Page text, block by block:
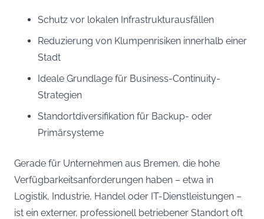
Schutz vor lokalen Infrastrukturausfällen
Reduzierung von Klumpenrisiken innerhalb einer
Stadt
Ideale Grundlage für Business-Continuity-
Strategien
Standortdiversifikation für Backup- oder
Primärsysteme
Gerade für Unternehmen aus Bremen, die hohe
Verfügbarkeitsanforderungen haben – etwa in
Logistik, Industrie, Handel oder IT-Dienstleistungen –
ist ein externer, professionell betriebener Standort oft